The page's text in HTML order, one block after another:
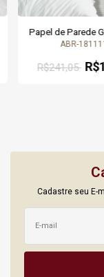
Papel de Parede
Triângulos Cinza -
metros | Cola
ABR-
R$241,05
Cadastre seu E-